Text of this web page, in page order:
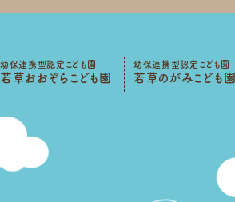
幼保連携型認定こども園
若草おおぞらこども園
幼保連携型認定こども園
若草のがみこども園